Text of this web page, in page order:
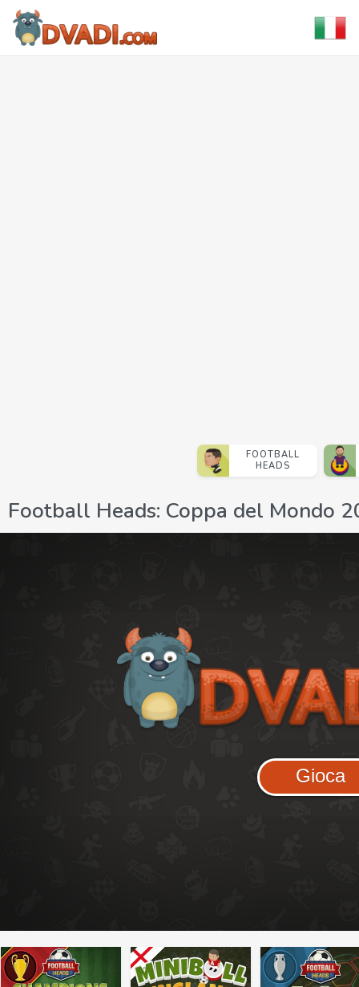
FOOTBALL
HEADS
Football Heads: Coppa del Mondo
Gioca